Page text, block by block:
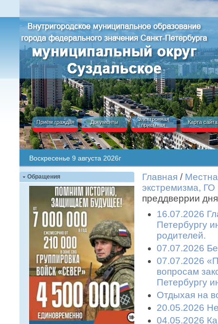
Приём граждан Документы
Электронная
приёмная
Карта сайта
Воскресенье 9 августа 2026г
Обращения Главная /
экстремизма,
преддверрии
16.07.2026
Петербургу
родителей.
07.07.2026
07.07.2026
вопросам
Петербургу
Отдыхая на
20.05.2026
04.05.2026